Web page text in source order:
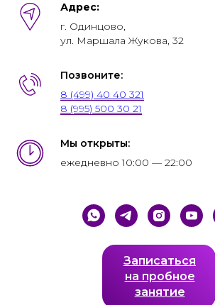
Адрес:
г. Одинцово,
ул. Маршала Жукова, 32
Позвоните:
8 (499) 40 40 321
8 (995) 500 30 21
Мы открыты:
ежедневно 10:00 — 22:00
Записаться
на пробное
занятие